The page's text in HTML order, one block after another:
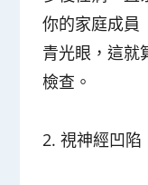
你的家庭成員
青光眼，這就
檢查。
2. 視神經凹陷